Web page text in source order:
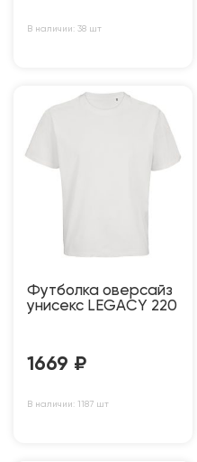
В наличии: 38 шт
Футболка оверсайз
унисекс LEGACY 220
1669 ₽
В наличии: 1187 шт